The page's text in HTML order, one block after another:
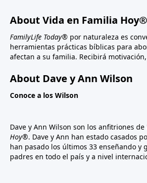
About Vida en Familia Hoy®
FamilyLife Today® por naturaleza es
herramientas prácticas bíblicas para
afectan a su familia. Recibirá
About Dave y Ann Wilson
Conoce a los Wilson
Dave y Ann Wilson son los anfitriones de
Hoy®. Dave y Ann han estado casados
han pasado los últimos 33 enseñando y
padres en todo el país y a nivel